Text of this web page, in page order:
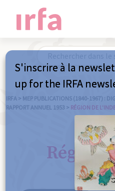
IRFA > MEP PUBLICATIONS (1840-1967) :
RAPPORT ANNUEL 1953 > RÉGION DE
Région
S'inscrire à la
up for the IRFA